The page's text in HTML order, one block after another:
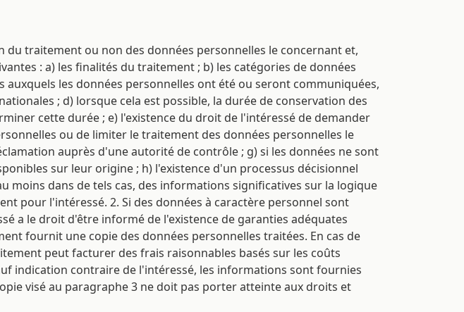
traitement ou non des données personnelles le concernant et,
: a) les finalités du traitement ; b) les catégories de données
les données personnelles ont été ou seront communiquées,
; d) lorsque cela est possible, la durée de conservation des
cette durée ; e) l'existence du droit de l'intéressé de demander
ou de limiter le traitement des données personnelles le
auprès d'une autorité de contrôle ; g) si les données ne sont
sur leur origine ; h) l'existence d'un processus décisionnel
moins dans de tels cas, des informations significatives sur la logique
pour l'intéressé. 2. Si des données à caractère personnel sont
a le droit d'être informé de l'existence de garanties adéquates
fournit une copie des données personnelles traitées. En cas de
peut facturer des frais raisonnables basés sur les coûts
indication contraire de l'intéressé, les informations sont fournies
visé au paragraphe 3 ne doit pas porter atteinte aux droits et